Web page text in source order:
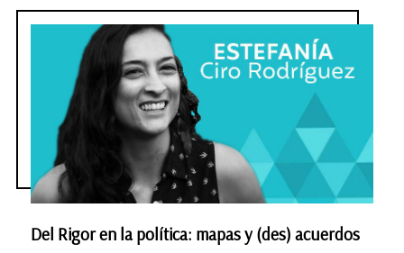
Del Rigor en la política: mapas y (des) acuerdos